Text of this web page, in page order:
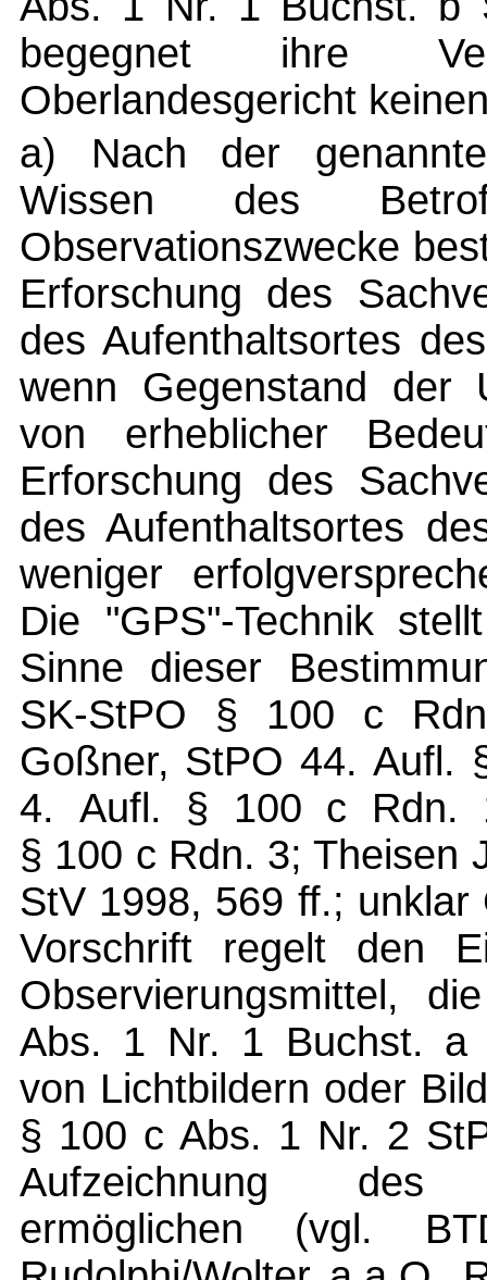
begegnet ihre
Oberlandesgericht
a) Nach der
Wissen des
Observationszwecke
Erforschung des
des Aufenthaltsortes
wenn Gegenstand der
von erheblicher
Erforschung des
des Aufenthaltsortes
weniger
Die "GPS"-Technik
Sinne dieser
SK-StPO § 100 c
Goßner, StPO 44. Aufl.
4. Aufl. § 100 c Rdn.
§ 100 c Rdn. 3; Theisen
StV 1998, 569 ff.;
Vorschrift regelt den
Observierungsmittel,
Abs. 1 Nr. 1 Buchst. a
von Lichtbildern oder
§ 100 c Abs. 1 Nr. 2
Aufzeichnung des
ermöglichen (vgl.